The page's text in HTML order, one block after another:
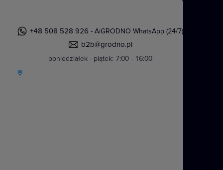
do przesyłania sygnałów
+48 508 528 926 - AiGRODNO WhatsApp (24/7)
b2b@grodno.pl
poniedziałek - piątek: 7:00 - 16:00